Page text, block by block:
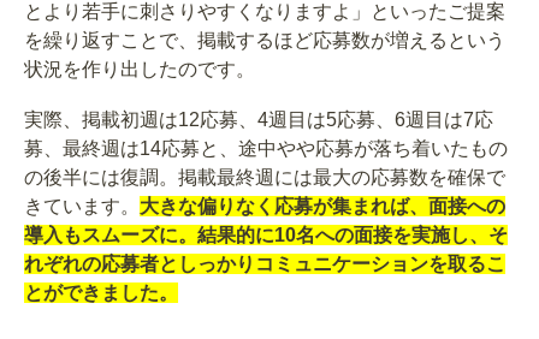
とより若手に刺さりやすくなりますよ」といったご提案
を繰り返すことで、掲載するほど応募数が増えるという
状況を作り出したのです。
実際、掲載初週は12応募、4週目は5応募、6週目は7応
募、最終週は14応募と、途中やや応募が落ち着いたもの
の後半には復調。掲載最終週には最大の応募数を確保で
きています。 大きな偏りなく応募が集まれば、面接への
導入もスムーズに。結果的に10名への面接を実施し、そ
れぞれの応募者としっかりコミュニケーションを取るこ
とができました。